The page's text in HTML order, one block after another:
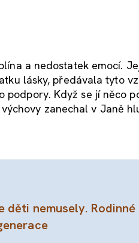
a nedostatek emocí.
lásky, předávala tyto
podpory. Když se jí něco
zanechal v Janě
děti nemusely. Rodinné